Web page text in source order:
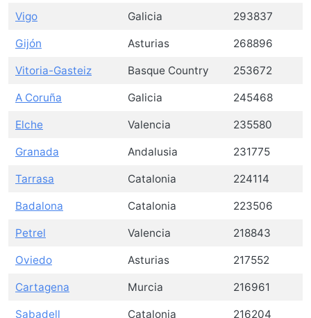
Vigo Galicia 293837
Gijón Asturias 268896
Vitoria-Gasteiz Basque Country 253672
A Coruña Galicia 245468
Elche Valencia 235580
Granada Andalusia 231775
Tarrasa Catalonia 224114
Badalona Catalonia 223506
Petrel Valencia 218843
Oviedo Asturias 217552
Cartagena Murcia 216961
Sabadell Catalonia 216204